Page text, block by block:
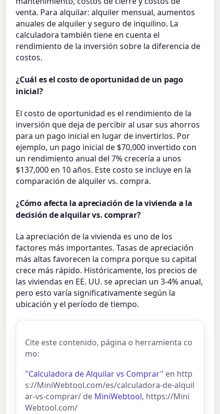
venta. Para alquilar: alquiler mensual, aumentos
anuales de alquiler y seguro de inquilino. La
calculadora también tiene en cuenta el
rendimiento de la inversión sobre la diferencia de
costos.
¿Cuál es el costo de oportunidad de un pago
inicial?
El costo de oportunidad es el rendimiento de la
inversión que deja de percibir al usar sus ahorros
para un pago inicial en lugar de invertirlos. Por
ejemplo, un pago inicial de $70,000 invertido con
un rendimiento anual del 7% crecería a unos
$137,000 en 10 años. Este costo se incluye en la
comparación de alquiler vs. compra.
¿Cómo afecta la apreciación de la vivienda a la
decisión de alquilar vs. comprar?
La apreciación de la vivienda es uno de los
factores más importantes. Tasas de apreciación
más altas favorecen la compra porque su capital
crece más rápido. Históricamente, los precios de
las viviendas en EE. UU. se aprecian un 3-4% anual,
pero esto varía significativamente según la
ubicación y el período de tiempo.
Cite este contenido, página o herramienta co
mo:
"Calculadora de Alquilar vs Comprar" en http
s://MiniWebtool.com/es/calculadora-de-alquil
ar-vs-comprar/ de MiniWebtool, https://Mini
Webtool.com/